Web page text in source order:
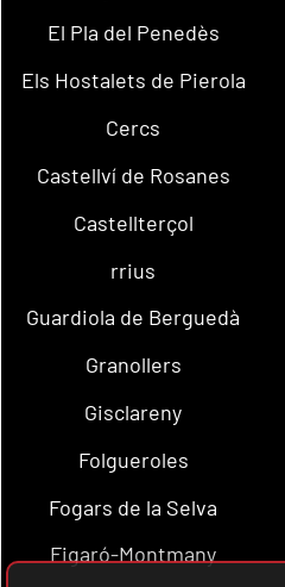
El Pla del Penedès
Els Hostalets de Pierola
Cercs
Castellví de Rosanes
Castellterçol
rrius
Guardiola de Berguedà
Granollers
Gisclareny
Folgueroles
Fogars de la Selva
Figaró-Montmany